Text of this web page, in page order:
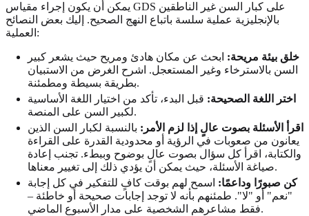
يمكن أن يكون إجراء مقياس GDS على كبار السن غير الناطقين
بالإنجليزية عملية سلسة باتباع النهج الصحيح. إليك بعض النصائح
العملية:
خلق بيئة مريحة: ابحث عن مكان هادئ ومريح حيث يشعر كبير
السن بالاسترخاء وغير المستعجل. اشرح الغرض من الاستبيان
بطريقة بسيطة ومطمئنة.
اختر اللغة الصحيحة: قبل البدء، تأكد من اختيار اللغة الأساسية
لكبير السن على المنصة.
اقرأ الأسئلة بصوت عالٍ إذا لزم الأمر: بالنسبة لكبار السن الذين
يعانون من صعوبات في الرؤية أو محدودية القدرة على القراءة
والكتابة، اقرأ كل سؤال بصوت عالٍ بوضوح وببطء. تجنب إعادة
صياغة الأسئلة، حيث يمكن أن يؤدي ذلك إلى تغيير معناها.
كن صبورًا وداعمًا: اسمح لهم بوقت كافٍ للتفكير في كل إجابة
"نعم" أو "لا". طمئنهم بأنه لا توجد إجابات صحيحة أو خاطئة –
فقط مشاعرهم الشخصية على مدار الأسبوع الماضي.